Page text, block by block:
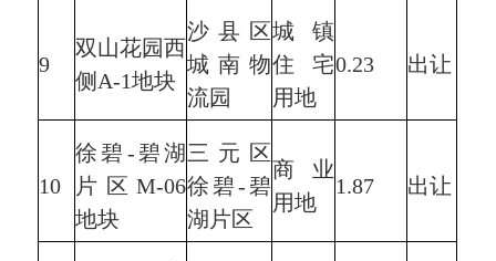
9
双山花园西
侧A-1地块
沙县区
城南物
流园
城镇
住宅
用地
0.23 出让
10
徐碧-碧湖
片区M-06
地块
三元区
徐碧-碧
湖片区
商业
用地
1.87 出让